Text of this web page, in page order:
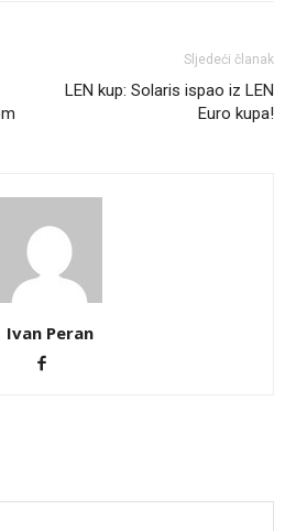
Sljedeći članak
LEN kup: Solaris ispao iz LEN
Euro kupa!
Ivan Peran